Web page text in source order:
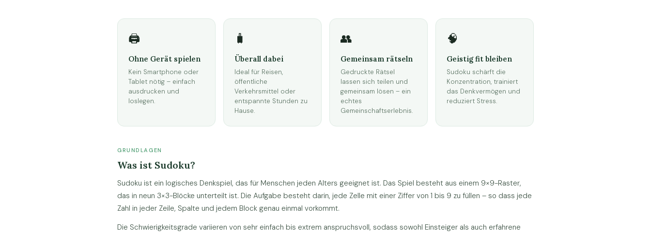
🖨️
Ohne Gerät spielen
Kein Smartphone oder
Tablet nötig – einfach
ausdrucken und
loslegen.
🧳
Überall dabei
Ideal für Reisen,
öffentliche
Verkehrsmittel oder
entspannte Stunden zu
Hause.
👥
Gemeinsam rätseln
Gedruckte Rätsel
lassen sich teilen und
gemeinsam lösen – ein
echtes
Gemeinschaftserlebnis.
🧠
Geistig fit bleiben
Sudoku schärft die
Konzentration, trainiert
das Denkvermögen und
reduziert Stress.
GRUNDLAGEN
Was ist Sudoku?
Sudoku ist ein logisches Denkspiel, das für Menschen jeden Alters geeignet ist. Das Spiel besteht aus einem 9×9-Raster,
das in neun 3×3-Blöcke unterteilt ist. Die Aufgabe besteht darin, jede Zelle mit einer Ziffer von 1 bis 9 zu füllen – so dass jede
Zahl in jeder Zeile, Spalte und jedem Block genau einmal vorkommt.
Die Schwierigkeitsgrade variieren von sehr einfach bis extrem anspruchsvoll, sodass sowohl Einsteiger als auch erfahrene